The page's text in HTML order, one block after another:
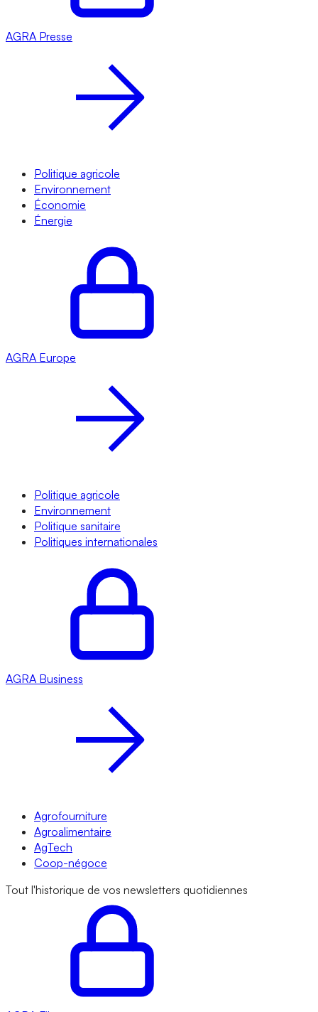
AGRA Presse
Politique agricole
Environnement
Économie
Énergie
AGRA Europe
Politique agricole
Environnement
Politique sanitaire
Politiques internationales
AGRA Business
Agrofourniture
Agroalimentaire
AgTech
Coop-négoce
Tout l'historique de vos newsletters quotidiennes